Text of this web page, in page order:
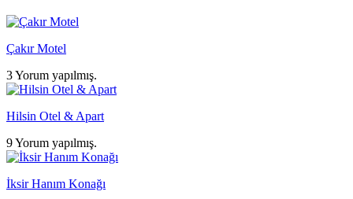
Çakır Motel
3 Yorum yapılmış.
Hilsin Otel & Apart
9 Yorum yapılmış.
İksir Hanım Konağı